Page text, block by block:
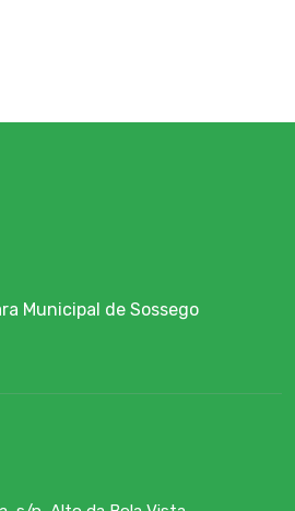
Municipal de Sossego